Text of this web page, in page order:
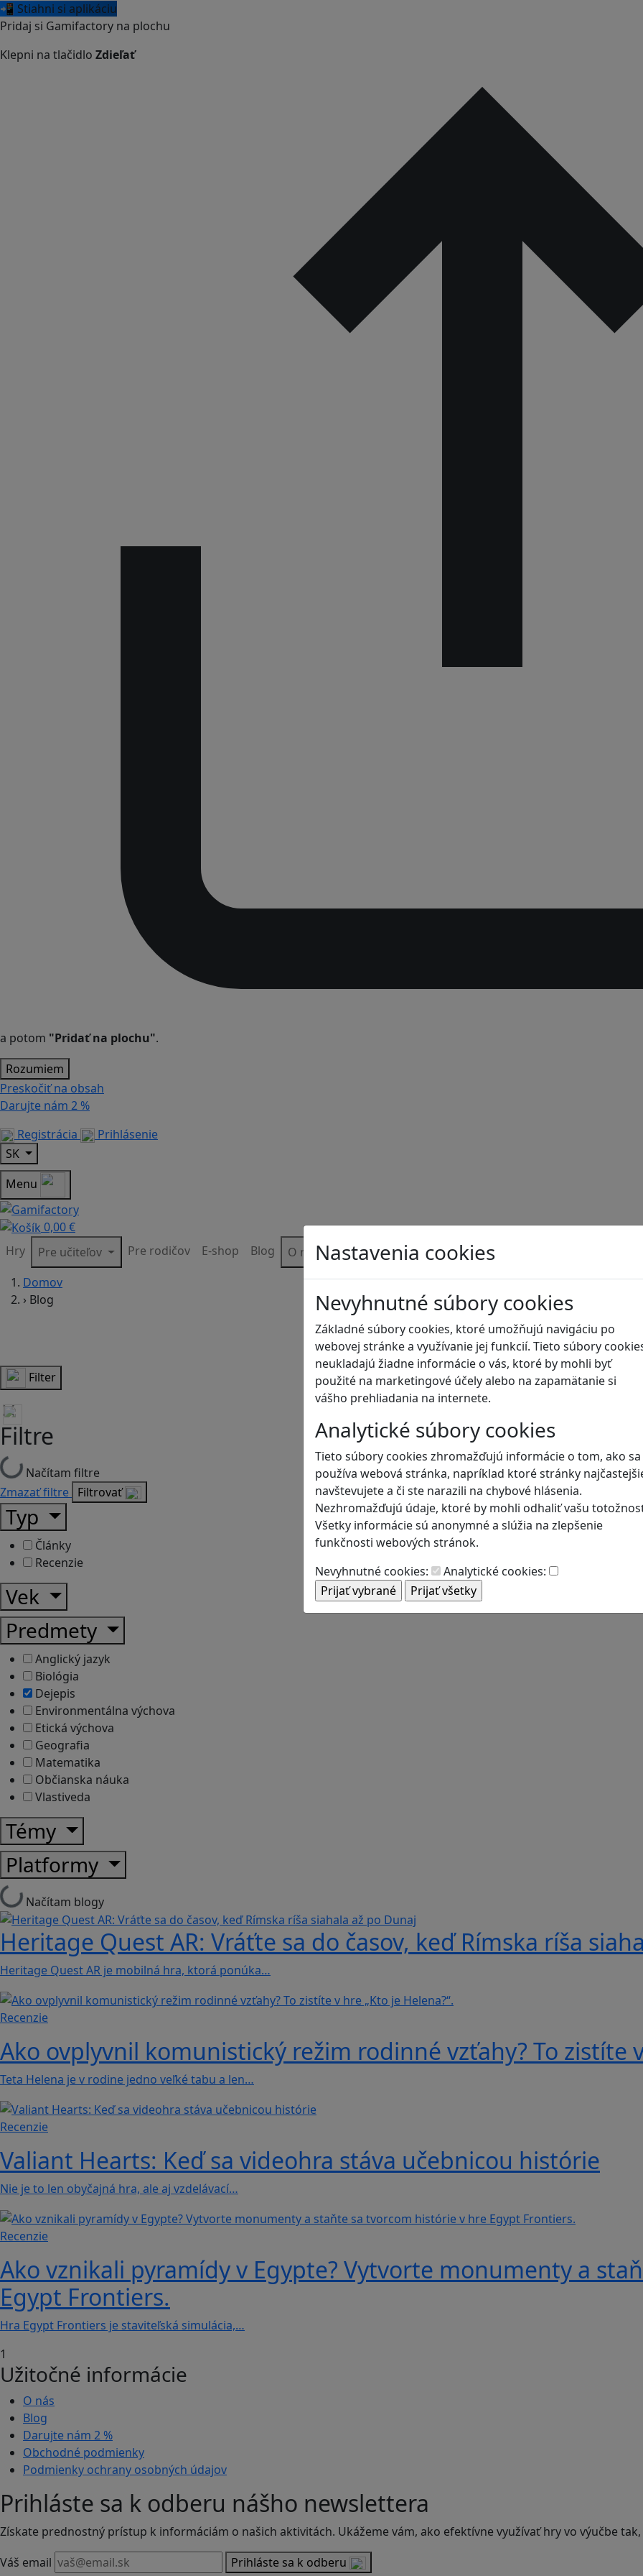
📲 Stiahni si aplikáciu
Pridaj si Gamifactory na plochu
Klepni na tlačidlo Zdieľať
a potom "Pridať na plochu".
Rozumiem
Preskočiť na obsah
Darujte nám 2 %
Registrácia
Prihlásenie
SK
Menu
0,00 €
Hry
Pre učiteľov Pre rodičov E-shop Blog O násNastavenia cookies
Nevyhnutné súbory cookies
Základné súbory cookies, ktoré umožňujú navigáciu po
webovej stránke a využívanie jej funkcií. Tieto súbory
neukladajú žiadne informácie o vás, ktoré by mohli byť
použité na marketingové účely alebo na zapamätanie si
vášho prehliadania na internete.
Analytické súbory cookies
Tieto súbory cookies zhromažďujú informácie o tom, ako sa
používa webová stránka, napríklad ktoré stránky
navštevujete a či ste narazili na chybové hlásenia.
Nezhromažďujú údaje, ktoré by mohli odhaliť vašu
Všetky informácie sú anonymné a slúžia na zlepšenie
funkčnosti webových stránok.
Nevyhnutné cookies:
Analytické cookies:
Domov
› Blog
Blog
Filter
Filtre
Načítam filtre
Zmazať filtre Filtrovať
Typ
Články
Recenzie
Vek
Predmety
Anglický jazyk
Biológia
Dejepis
Environmentálna výchova
Etická výchova
Geografia
Matematika
Občianska náuka
Vlastiveda
Témy
Platformy
Načítam blogy
Heritage Quest AR: Vráťte sa do časov, keď Rímska ríša
Heritage Quest AR je mobilná hra, ktorá ponúka…
Recenzie
Ako ovplyvnil komunistický režim rodinné vzťahy? To zistíte
Teta Helena je v rodine jedno veľké tabu a len…
Recenzie
Valiant Hearts: Keď sa videohra stáva učebnicou histórie
Nie je to len obyčajná hra, ale aj vzdelávací…
Recenzie
Ako vznikali pyramídy v Egypte? Vytvorte monumenty a
Egypt Frontiers.
Hra Egypt Frontiers je staviteľská simulácia,…
1
Užitočné informácie
O nás
Blog
Darujte nám 2 %
Obchodné podmienky
Podmienky ochrany osobných údajov
Prihláste sa k odberu nášho newslettera
Získate prednostný prístup k informáciám o našich aktivitách. Ukážeme vám, ako efektívne využívať hry vo výučbe
Váš email
Prihláste sa k odberu